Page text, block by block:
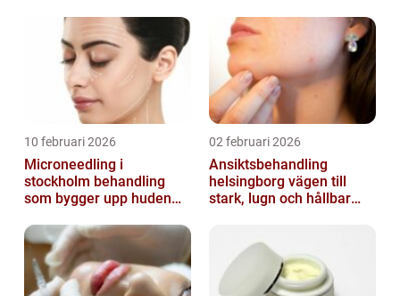
10 februari 2026
Microneedling i
stockholm behandling
som bygger upp huden
02 februari 2026
Ansiktsbehandling
helsingborg vägen till
stark, lugn och hållbar